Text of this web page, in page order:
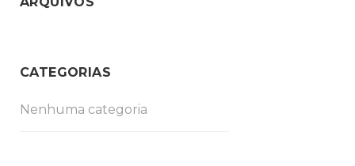
CATEGORIAS
Nenhuma categoria